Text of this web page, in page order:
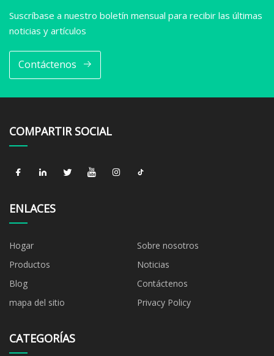
Suscríbase a nuestro boletín mensual para recibir las últimas
noticias y artículos
Contáctenos
COMPARTIR SOCIAL
ENLACES
Hogar
Sobre nosotros
Productos
Noticias
Blog
Contáctenos
mapa del sitio
Privacy Policy
CATEGORÍAS